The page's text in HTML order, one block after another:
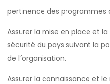
pertinence des programmes
Assurer la mise en place et
sécurité du pays suivant la
de l´organisation.
Assurer la connaissance et